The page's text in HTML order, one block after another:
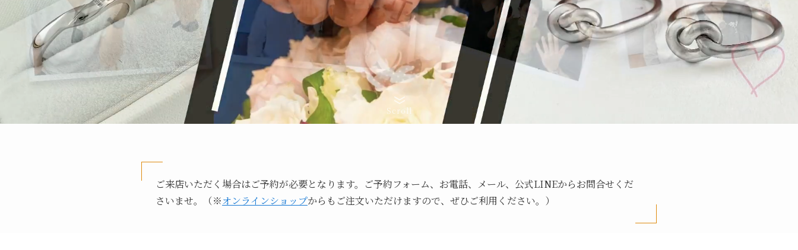
Scroll
ご来店いただく場合はご予約が必要となります。ご予約フォーム、お電話、メール、公式LINEからお問合せくだ
さいませ。（※オンラインショップからもご注文いただけますので、ぜひご利用ください。）